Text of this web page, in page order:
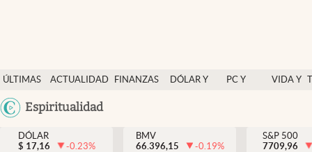
ÚLTIMAS
NOTICIAS
ACTUALIDAD
FINANZAS
DÓLAR Y
PC Y
VIDA Y
México
Espiritualidad
Actualidad
Finanzas y economía
Dólar y mercados
DÓLAR
$ 17,16 -0.23%
BMV
66.396,15
-0.19%
S&P 500
7709,96